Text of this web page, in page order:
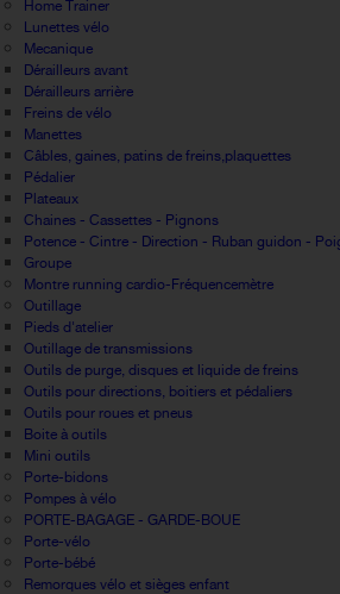
Home Trainer
Lunettes vélo
Mecanique
Dérailleurs avant
Dérailleurs arrière
Freins de vélo
Manettes
Câbles, gaines, patins de freins,plaquettes
Pédalier
Plateaux
Chaines - Cassettes - Pignons
Potence - Cintre - Direction - Ruban guidon -
Groupe
Montre running cardio-Fréquencemètre
Outillage
Pieds d'atelier
Outillage de transmissions
Outils de purge, disques et liquide de freins
Outils pour directions, boitiers et pédaliers
Outils pour roues et pneus
Boite à outils
Mini outils
Porte-bidons
Pompes à vélo
PORTE-BAGAGE - GARDE-BOUE
Porte-vélo
Porte-bébé
Remorques vélo et sièges enfant